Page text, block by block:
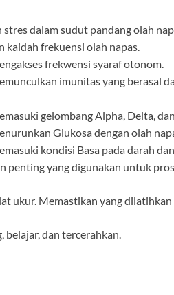
dalam sudut pandang olah
kaidah frekuensi olah napas.
frekwensi syaraf otonom.
imunitas yang berasal
gelombang Alpha, Delta,
Glukosa dengan olah
kondisi Basa pada darah
penting yang digunakan untuk
ukur. Memastikan yang
belajar, dan tercerahkan.